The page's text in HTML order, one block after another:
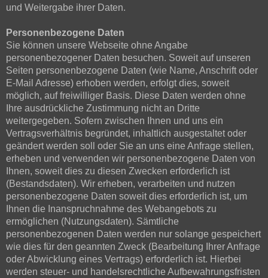
und Weitergabe ihrer Daten.
Personenbezogene Daten
Sie können unsere Webseite ohne Angabe
personenbezogener Daten besuchen. Soweit auf unseren
Seiten personenbezogene Daten (wie Name, Anschrift oder
E-Mail Adresse) erhoben werden, erfolgt dies, soweit
möglich, auf freiwilliger Basis. Diese Daten werden ohne
Ihre ausdrückliche Zustimmung nicht an Dritte
weitergegeben. Sofern zwischen Ihnen und uns ein
Vertragsverhältnis begründet, inhaltlich ausgestaltet oder
geändert werden soll oder Sie an uns eine Anfrage stellen,
erheben und verwenden wir personenbezogene Daten von
Ihnen, soweit dies zu diesen Zwecken erforderlich ist
(Bestandsdaten). Wir erheben, verarbeiten und nutzen
personenbezogene Daten soweit dies erforderlich ist, um
Ihnen die Inanspruchnahme des Webangebots zu
ermöglichen (Nutzungsdaten). Sämtliche
personenbezogenen Daten werden nur solange gespeichert
wie dies für den geannten Zweck (Bearbeitung Ihrer Anfrage
oder Abwicklung eines Vertrags) erforderlich ist. Hierbei
werden steuer- und handelsrechtliche Aufbewahrungsfristen